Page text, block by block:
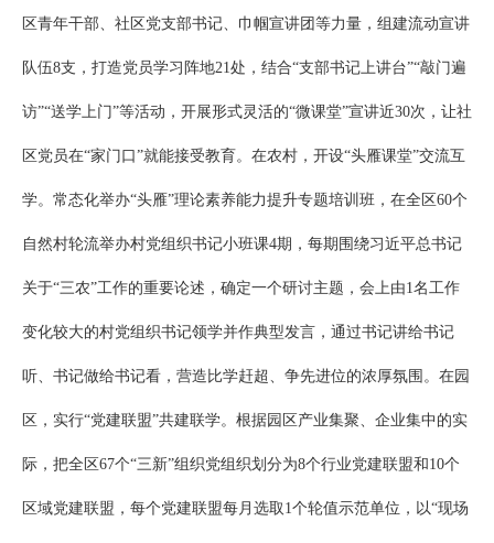
区青年干部、社区党支部书记、巾帼宣讲团等力量，组建流动宣讲
队伍8支，打造党员学习阵地21处，结合“支部书记上讲台”“敲门遍
访”“送学上门”等活动，开展形式灵活的“微课堂”宣讲近30次，让社
区党员在“家门口”就能接受教育。在农村，开设“头雁课堂”交流互
学。常态化举办“头雁”理论素养能力提升专题培训班，在全区60个
自然村轮流举办村党组织书记小班课4期，每期围绕习近平总书记
关于“三农”工作的重要论述，确定一个研讨主题，会上由1名工作
变化较大的村党组织书记领学并作典型发言，通过书记讲给书记
听、书记做给书记看，营造比学赶超、争先进位的浓厚氛围。在园
区，实行“党建联盟”共建联学。根据园区产业集聚、企业集中的实
际，把全区67个“三新”组织党组织划分为8个行业党建联盟和10个
区域党建联盟，每个党建联盟每月选取1个轮值示范单位，以“现场